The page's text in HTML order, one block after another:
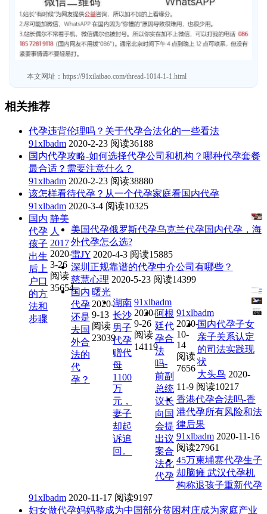
本文网址： https://91xilaibao.com/thread-1014-1-1.html
相关推荐
代孕违背伦理吗？关于代孕合法化的一些看法
91xlbadm 2020-2-23 阅读36188
国内代孕攻略-如何选择代孕公司和机构？哪种代孕套餐
最合适？需要注意什么？
91xlbadm 2020-2-23 阅读38880
该怎样看待代孕？从一个代孕家庭看国内代孕
91xlbadm 2020-3-4 阅读10325
国内
代孕
孩子
出生
后上
户口
的方
法和
步骤
静美
人
2017
2020-
3-26
阅读
35654
美国代孕俄罗斯代孕乌克兰代孕国内代孕，海
外代孕怎么选?
雷JY 2020-4-3 阅读15885
深圳正规靠谱的代孕中介公司有哪些？
慈慧心理 2020-5-23 阅读14399
国内
代孕
还是
去国
外合
法的
代
孕？
曙光
2020-
9-13
阅读
23039
湖南
长沙
男子
代孕
赠代
母
1100
万
元，
妻子
却起
诉追
回。
91xlbadm
2020-
9-26
阅读
14119
阿根
廷代
孕合
法
吗-
前副
总统
议长
向国
会提
出议
案合
法化
代孕
91xlbadm
2020-
10-
14
阅读
7656
国内代孕子女
亲子关系认定
的司法实践现
状
大头鸟 2020-
11-9 阅读10217
香港代孕合法吗-香
港代孕所有风险和法
律后果
91xlbadm 2020-11-16
阅读27961
45万柬埔寨代孕生子
却脑瘫 武汉代孕机
构称退孩子重新代孕
91xlbadm 2020-11-17 阅读9197
妇女做代孕妈妈整成为中国部分贫困村庄成为家庭产业